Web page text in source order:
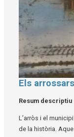
Diapositiva 1 de 1
Els arrossars
Resum descriptiu
L’arròs i el
de la història.